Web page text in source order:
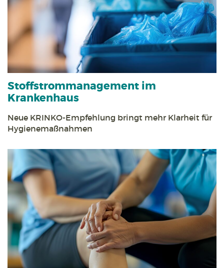
Stoff­strom­management im
Krankenhaus
Neue KRINKO-Empfehlung bringt mehr Klarheit für
Hygienemaßnahmen